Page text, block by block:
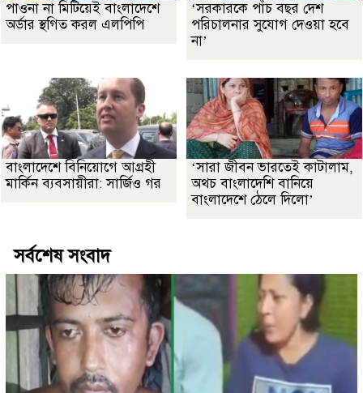
পাওনা না মিটিয়েই বাংলাদেশে
অর্ডার স্থগিত করল এলপিপি
‘সরকারকে পাঁচ বছর দেশ
পরিচালনার সুযোগ দেওয়া হবে
না’
বাংলাদেশে বিনিয়োগে আগ্রহী
মার্কিন ব্যবসায়ীরা: সার্জিও গর
‘সারা জীবন ভারতেই কাটালাম,
অথচ বাংলাদেশি বানিয়ে
বাংলাদেশে ঠেলে দিলো’
সর্বশেষ সংবাদ